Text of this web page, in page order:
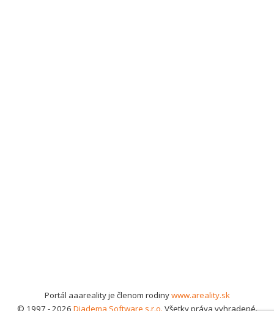
Portál aaareality je členom rodinywww.areality.sk
© 1997 - 2026 Diadema Software s.r.o. Všetky práva vyhradené.